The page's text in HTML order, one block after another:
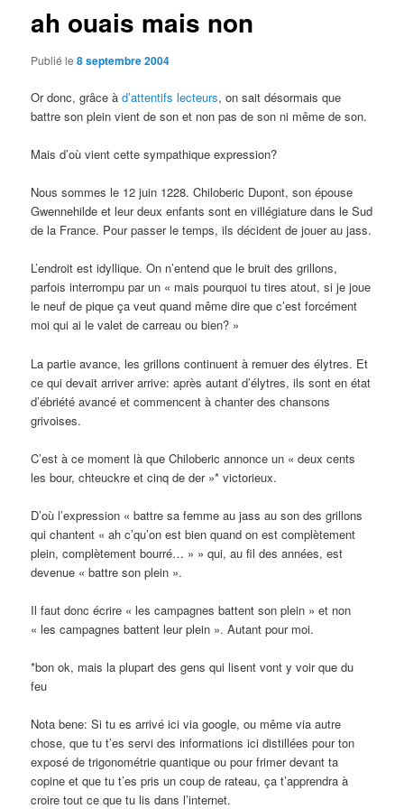
ah ouais mais non
Publié le8 septembre 2004
Or donc, grâce àd’attentifs lecteurs, on sait désormais que
battre son plein vient de son et non pas de son ni même de son.
Mais d’où vient cette sympathique expression?
Nous sommes le 12 juin 1228. Chiloberic Dupont, son épouse
Gwennehilde et leur deux enfants sont en villégiature dans le Sud
de la France. Pour passer le temps, ils décident de jouer au jass.
L’endroit est idyllique. On n’entend que le bruit des grillons,
parfois interrompu par un « mais pourquoi tu tires atout, si je joue
le neuf de pique ça veut quand même dire que c’est forcément
moi qui ai le valet de carreau ou bien? »
La partie avance, les grillons continuent à remuer des élytres. Et
ce qui devait arriver arrive: après autant d’élytres, ils sont en état
d’ébriété avancé et commencent à chanter des chansons
grivoises.
C’est à ce moment là que Chiloberic annonce un « deux cents
les bour, chteuckre et cinq de der »* victorieux.
D’où l’expression « battre sa femme au jass au son des grillons
qui chantent « ah c’qu’on est bien quand on est complètement
plein, complètement bourré… » » qui, au fil des années, est
devenue « battre son plein ».
Il faut donc écrire « les campagnes battent son plein » et non
« les campagnes battent leur plein ». Autant pour moi.
*bon ok, mais la plupart des gens qui lisent vont y voir que du
feu
Nota bene: Si tu es arrivé ici via google, ou même via autre
chose, que tu t’es servi des informations ici distillées pour ton
exposé de trigonométrie quantique ou pour frimer devant ta
copine et que tu t’es pris un coup de rateau, ça t’apprendra à
croire tout ce que tu lis dans l’internet.